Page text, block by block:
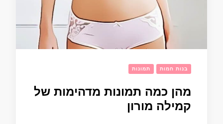
בנות חמות תמונות
מהן כמה תמונות מדהימות של
קמילה מורון